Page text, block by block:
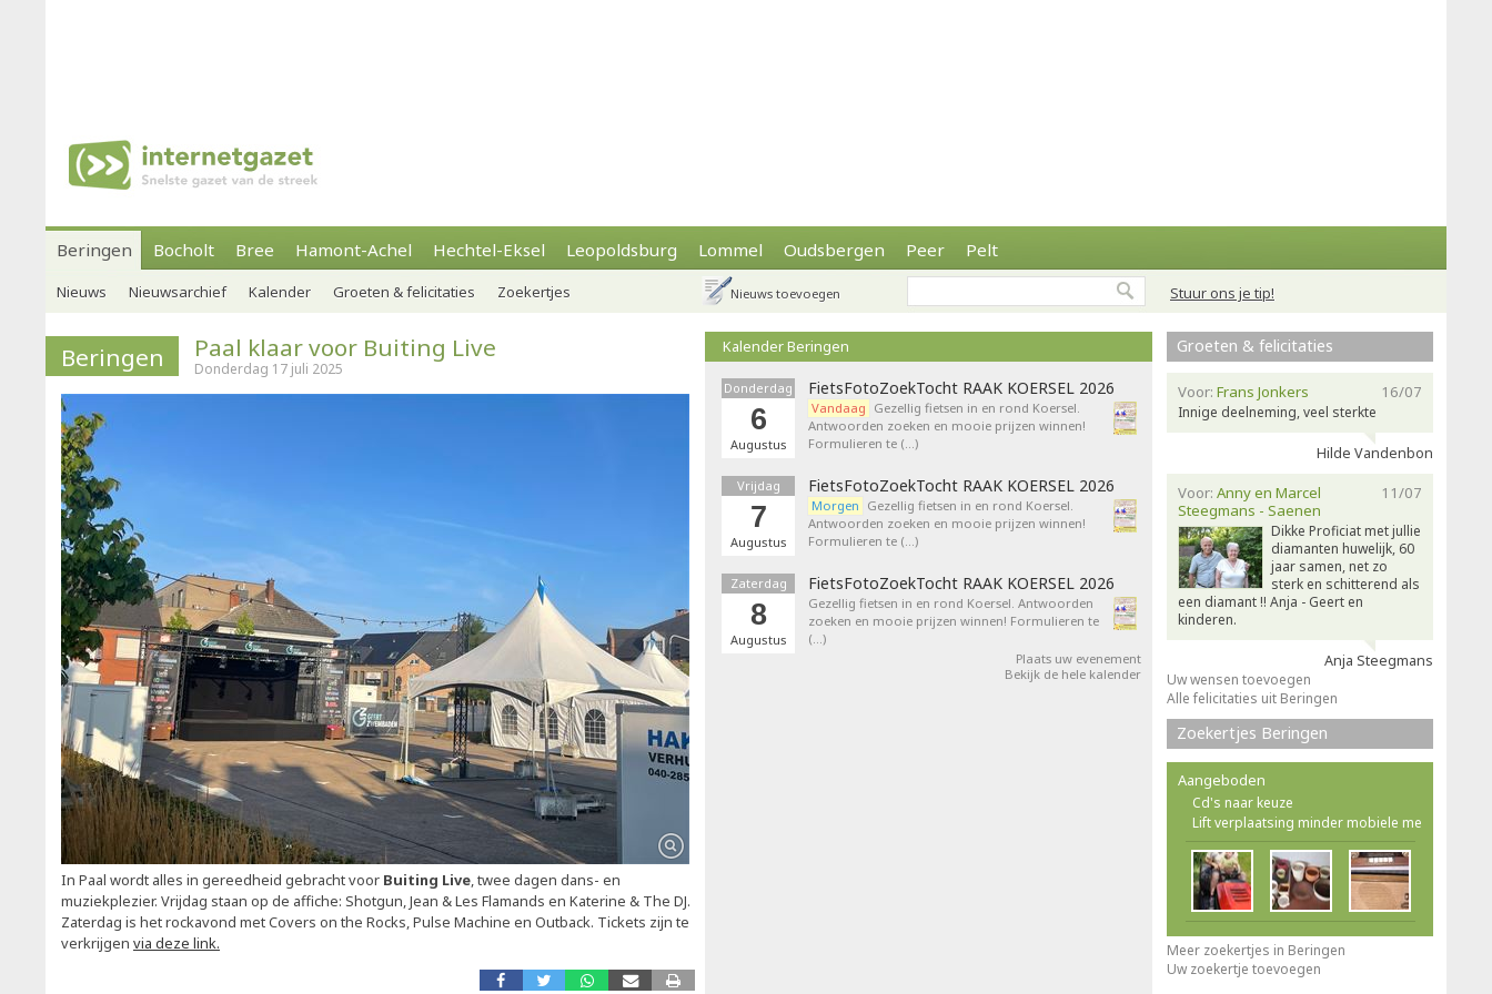
Beringen Bocholt Bree Hamont-Achel Hechtel-Eksel Leopoldsburg Lommel Oudsbergen Peer Pelt
Stuur ons je tip!
Nieuws Nieuwsarchief Kalender Groeten & felicitaties Zoekertjes Nieuws toevoegen
Beringen Paal klaar voor Buiting Live
Donderdag 17 juli 2025
In Paal wordt alles in gereedheid gebracht voor Buiting Live, twee dagen dans- en
muziekplezier. Vrijdag staan op de affiche: Shotgun, Jean & Les Flamands en Katerine & The DJ.
Zaterdag is het rockavond met Covers on the Rocks, Pulse Machine en Outback. Tickets zijn te
verkrijgen via deze link.
Kalender Beringen
Donderdag
6
Augustus
FietsFotoZoekTocht RAAK KOERSEL 2026
Vandaag Gezellig fietsen in en rond Koersel.
Antwoorden zoeken en mooie prijzen winnen!
Formulieren te (…)
Vrijdag
7
Augustus
FietsFotoZoekTocht RAAK KOERSEL 2026
Morgen Gezellig fietsen in en rond Koersel.
Antwoorden zoeken en mooie prijzen winnen!
Formulieren te (…)
Zaterdag
8
Augustus
FietsFotoZoekTocht RAAK KOERSEL 2026
Gezellig fietsen in en rond Koersel. Antwoorden
zoeken en mooie prijzen winnen! Formulieren te
(…)
Plaats uw evenement
Bekijk de hele kalender
Groeten & felicitaties
16/07
Voor: Frans Jonkers
Innige deelneming, veel sterkte
Hilde Vandenbon
11/07
Voor: Anny en Marcel
Steegmans - Saenen
Dikke Proficiat met jullie
diamanten huwelijk, 60
jaar samen, net zo
sterk en schitterend als
een diamant !! Anja - Geert en
kinderen.
Anja Steegmans
Uw wensen toevoegen
Alle felicitaties uit Beringen
Zoekertjes Beringen
Aangeboden
Cd's naar keuze
Lift verplaatsing minder mobiele me
Meer zoekertjes in Beringen
Uw zoekertje toevoegen